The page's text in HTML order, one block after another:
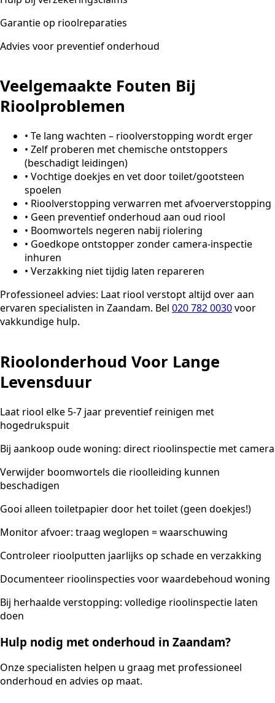
Garantie op rioolreparaties
Advies voor preventief onderhoud
Veelgemaakte Fouten Bij
Rioolproblemen
• Te lang wachten – rioolverstopping wordt erger
• Zelf proberen met chemische ontstoppers
(beschadigt leidingen)
• Vochtige doekjes en vet door toilet/gootsteen
spoelen
• Rioolverstopping verwarren met afvoerverstopping
• Geen preventief onderhoud aan oud riool
• Boomwortels negeren nabij riolering
• Goedkope ontstopper zonder camera-inspectie
inhuren
• Verzakking niet tijdig laten repareren
Professioneel advies: Laat riool verstopt altijd over aan
ervaren specialisten in Zaandam. Bel 020 782 0030voor
vakkundige hulp.
Rioolonderhoud Voor Lange
Levensduur
Laat riool elke 5-7 jaar preventief reinigen met
hogedrukspuit
Bij aankoop oude woning: direct rioolinspectie met camera
Verwijder boomwortels die rioolleiding kunnen
beschadigen
Gooi alleen toiletpapier door het toilet (geen doekjes!)
Monitor afvoer: traag weglopen = waarschuwing
Controleer rioolputten jaarlijks op schade en verzakking
Documenteer rioolinspecties voor waardebehoud woning
Bij herhaalde verstopping: volledige rioolinspectie laten
doen
Hulp nodig met onderhoud in Zaandam?
Onze specialisten helpen u graag met professioneel
onderhoud en advies op maat.